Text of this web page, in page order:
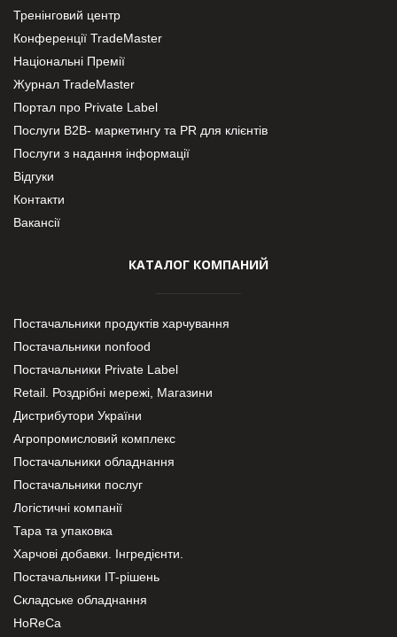
Тренінговий центр
Конференції TradeMaster
Національні Премії
Журнал TradeMaster
Портал про Private Label
Послуги В2В- маркетингу та PR для клієнтів
Послуги з надання інформації
Відгуки
Контакти
Вакансії
КАТАЛОГ КОМПАНИЙ
Постачальники продуктів харчування
Постачальники nonfood
Постачальники Private Label
Retail. Роздрібні мережі, Магазини
Дистрибутори України
Агропромисловий комплекс
Постачальники обладнання
Постачальники послуг
Логістичні компанії
Тара та упаковка
Харчові добавки. Інгредієнти.
Постачальники IT-рішень
Складське обладнання
HoReCa